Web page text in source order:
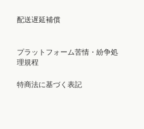
配送遅延補償
プラットフォーム苦情・紛争処
理規程
特商法に基づく表記